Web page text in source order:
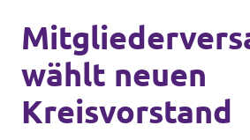
Website
Lokale Teams
Programm
Über Volt
wählt neuen
Kreisvorstand